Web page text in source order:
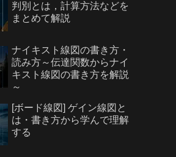
判別とは，計算方法などを
まとめて解説
ナイキスト線図の書き方・
読み方～伝達関数からナイ
キスト線図の書き方を解説
～
[ボード線図] ゲイン線図と
は・書き方から学んで理解
する